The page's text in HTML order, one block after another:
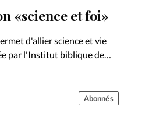
Emploi
«science et foi»
d'allier science et vie
par l'Institut biblique de
Abonnés